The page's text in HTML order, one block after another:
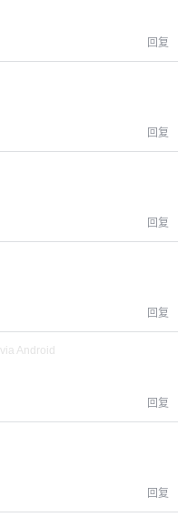
回复
回复
回复
回复
via Android
回复
回复